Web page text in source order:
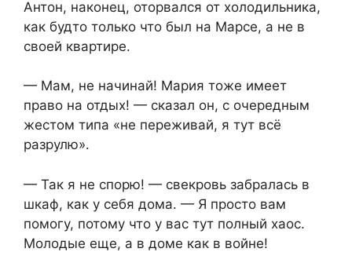
Антон, наконец, оторвался от холодильника,
как будто только что был на Марсе, а не в
своей квартире.
— Мам, не начинай! Мария тоже имеет
право на отдых! — сказал он, с очередным
жестом типа «не переживай, я тут всё
разрулю».
— Так я не спорю! — свекровь забралась в
шкаф, как у себя дома. — Я просто вам
помогу, потому что у вас тут полный хаос.
Молодые еще, а в доме как в войне!